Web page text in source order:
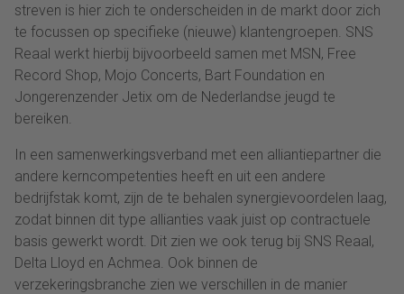
streven is hier zich te onderscheiden in de markt door zich
te focussen op specifieke (nieuwe) klantengroepen. SNS
Reaal werkt hierbij bijvoorbeeld samen met MSN, Free
Record Shop, Mojo Concerts, Bart Foundation en
Jongerenzender Jetix om de Nederlandse jeugd te
bereiken.
In een samenwerkingsverband met een alliantiepartner die
andere kerncompetenties heeft en uit een andere
bedrijfstak komt, zijn de te behalen synergievoordelen laag,
zodat binnen dit type allianties vaak juist op contractuele
basis gewerkt wordt. Dit zien we ook terug bij SNS Reaal,
Delta Lloyd en Achmea. Ook binnen de
verzekeringsbranche zien we verschillen in de manier